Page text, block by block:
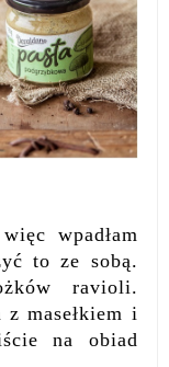
wpadłam
to ze sobą.
ravioli.
z masełkiem i
na obiad